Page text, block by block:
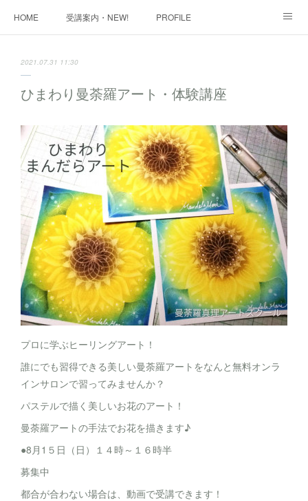
HOME 受講案内・NEW! PROFILE
2021.07.31 11:30
ひまわり曼荼羅アート・体験講座
プロに学ぶヒーリングアート！
誰にでも習得できる美しい曼荼羅アートをなんと無料オンラ
インサロンで習ってみませんか？
パステルで描く美しいお花のアート！
曼荼羅アートの手法でお花を描きます♪
●8月1５日（日）１４時～１６時半
募集中
都合が合わない場合は、動画で受講できます！